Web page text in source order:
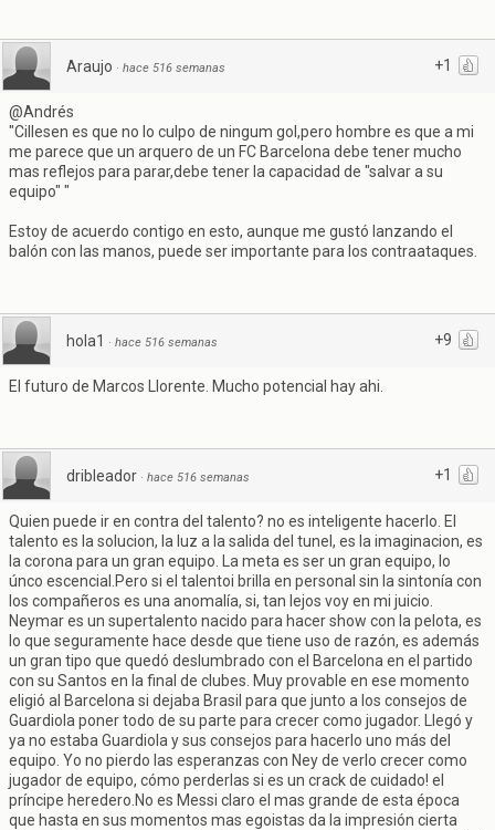
+1
Araujo · hace 516 semanas
@Andrés
"Cillesen es que no lo culpo de ningum gol,pero hombre es que a mi
me parece que un arquero de un FC Barcelona debe tener mucho
mas reflejos para parar,debe tener la capacidad de "salvar a su
equipo" "
Estoy de acuerdo contigo en esto, aunque me gustó lanzando el
balón con las manos, puede ser importante para los contraataques.
+9
hola1 · hace 516 semanas
El futuro de Marcos Llorente. Mucho potencial hay ahi.
+1
dribleador · hace 516 semanas
Quien puede ir en contra del talento? no es inteligente hacerlo. El
talento es la solucion, la luz a la salida del tunel, es la imaginacion, es
la corona para un gran equipo. La meta es ser un gran equipo, lo
únco escencial.Pero si el talentoi brilla en personal sin la sintonía con
los compañeros es una anomalía, si, tan lejos voy en mi juicio.
Neymar es un supertalento nacido para hacer show con la pelota, es
lo que seguramente hace desde que tiene uso de razón, es además
un gran tipo que quedó deslumbrado con el Barcelona en el partido
con su Santos en la final de clubes. Muy provable en ese momento
eligió al Barcelona si dejaba Brasil para que junto a los consejos de
Guardiola poner todo de su parte para crecer como jugador. Llegó y
ya no estaba Guardiola y sus consejos para hacerlo uno más del
equipo. Yo no pierdo las esperanzas con Ney de verlo crecer como
jugador de equipo, cómo perderlas si es un crack de cuidado! el
príncipe heredero.No es Messi claro el mas grande de esta época
que hasta en sus momentos mas egoistas da la impresión cierta